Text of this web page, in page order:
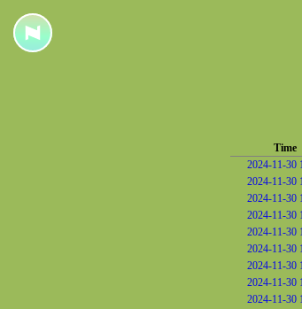
Time
2024-11-30
2024-11-30
2024-11-30
2024-11-30
2024-11-30
2024-11-30
2024-11-30
2024-11-30
2024-11-30